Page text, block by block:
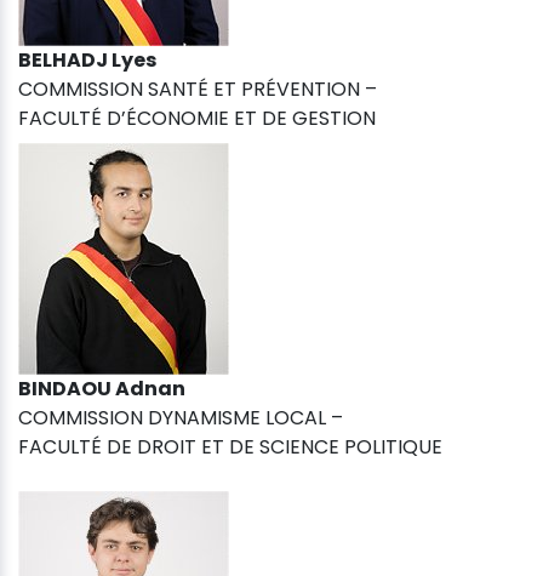
BELHADJ Lyes
COMMISSION SANTÉ ET PRÉVENTION –
FACULTÉ D’ÉCONOMIE ET DE GESTION
BINDAOU Adnan
COMMISSION DYNAMISME LOCAL –
FACULTÉ DE DROIT ET DE SCIENCE POLITIQUE